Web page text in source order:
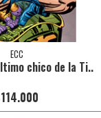
ECC
chico de la Ti..